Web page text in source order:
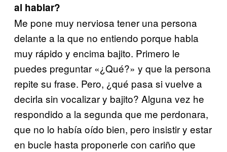
al hablar?
Me pone muy nerviosa tener una persona
delante a la que no entiendo porque habla
muy rápido y encima bajito. Primero le
puedes preguntar «¿Qué?» y que la persona
repite su frase. Pero, ¿qué pasa si vuelve a
decirla sin vocalizar y bajito? Alguna vez he
respondido a la segunda que me perdonara,
que no lo había oído bien, pero insistir y estar
en bucle hasta proponerle con cariño que